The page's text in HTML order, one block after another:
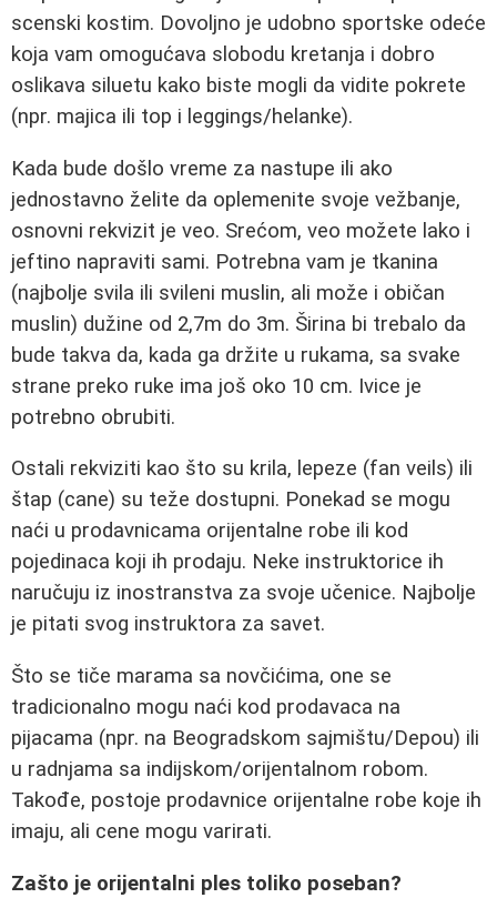
scenski kostim. Dovoljno je udobno sportske odeće
koja vam omogućava slobodu kretanja i dobro
oslikava siluetu kako biste mogli da vidite pokrete
(npr. majica ili top i leggings/helanke).
Kada bude došlo vreme za nastupe ili ako
jednostavno želite da oplemenite svoje vežbanje,
osnovni rekvizit je veo. Srećom, veo možete lako i
jeftino napraviti sami. Potrebna vam je tkanina
(najbolje svila ili svileni muslin, ali može i običan
muslin) dužine od 2,7m do 3m. Širina bi trebalo da
bude takva da, kada ga držite u rukama, sa svake
strane preko ruke ima još oko 10 cm. Ivice je
potrebno obrubiti.
Ostali rekviziti kao što su krila, lepeze (fan veils) ili
štap (cane) su teže dostupni. Ponekad se mogu
naći u prodavnicama orijentalne robe ili kod
pojedinaca koji ih prodaju. Neke instruktorice ih
naručuju iz inostranstva za svoje učenice. Najbolje
je pitati svog instruktora za savet.
Što se tiče marama sa novčićima, one se
tradicionalno mogu naći kod prodavaca na
pijacama (npr. na Beogradskom sajmištu/Depou) ili
u radnjama sa indijskom/orijentalnom robom.
Takođe, postoje prodavnice orijentalne robe koje ih
imaju, ali cene mogu varirati.
Zašto je orijentalni ples toliko poseban?